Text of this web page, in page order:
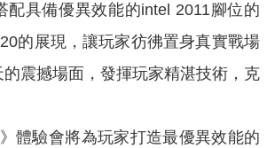
配具備優異效能的intel 2011腳位的
的展現，讓玩家彷彿置身真實戰場
震撼場面，發揮玩家精湛技術，克
體驗會將為玩家打造最優異效能的